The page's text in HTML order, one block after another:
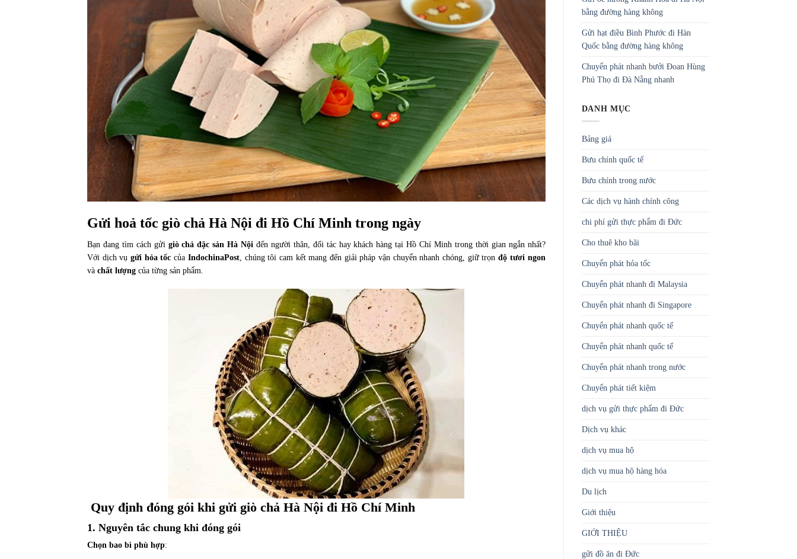
Gửi hoả tốc giò chả Hà Nội đi Hồ Chí Minh trong ngày
Bạn đang tìm cách gửi giò chả đặc sản Hà Nội đến người thân, đối tác hay khách hàng tại Hồ Chí Minh trong thời gian ngắn nhất?
Với dịch vụgửi hỏa tốc của IndochinaPost, chúng tôi cam kết mang đến giải pháp vận chuyển nhanh chóng, giữ trọnđộ tươi ngon
và chất lượng của từng sản phẩm.
Quy định đóng gói khi gửi giò chả Hà Nội đi Hồ Chí Minh
1. Nguyên tắc chung khi đóng gói
Chọn bao bì phù hợp:
bằng đường hàng không
Gửi hạt điều Bình Phước đi Hàn
Quốc bằng đường hàng không
Chuyển phát nhanh bưởi Đoan Hùng
Phú Thọ đi Đà Nẵng nhanh
DANH MỤC
Bảng giá
Bưu chính quốc tế
Bưu chính trong nước
Các dịch vụ hành chính công
chi phí gửi thực phẩm đi Đức
Cho thuê kho bãi
Chuyển phát hỏa tốc
Chuyển phát nhanh đi Malaysia
Chuyển phát nhanh đi Singapore
Chuyển phát nhanh quốc tế
Chuyển phát nhanh quốc tế
Chuyển phát nhanh trong nước
Chuyển phát tiết kiệm
dịch vụ gửi thực phẩm đi Đức
Dịch vụ khác
dịch vụ mua hộ
dịch vụ mua hộ hàng hóa
Du lịch
Giới thiệu
GIỚI THIỆU
gửi đồ ăn đi Đức